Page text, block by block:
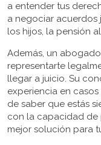
a entender tus
a negociar acuerdos
los hijos, la pensión
Además, un
representarte
llegar a juicio. Su
experiencia en
de saber que estás
con la capacidad de
mejor solución para